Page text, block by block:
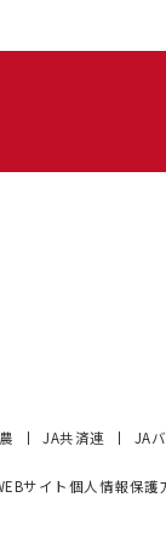
JA共済連 JA
サイト個人情報保護